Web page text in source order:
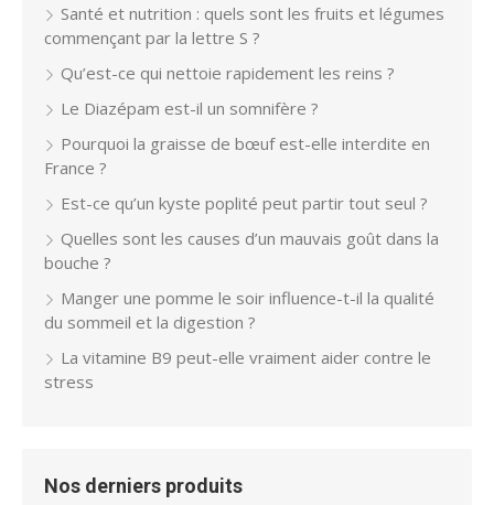
Santé et nutrition : quels sont les fruits et légumes
commençant par la lettre S ?
Qu’est-ce qui nettoie rapidement les reins ?
Le Diazépam est-il un somnifère ?
Pourquoi la graisse de bœuf est-elle interdite en
France ?
Est-ce qu’un kyste poplité peut partir tout seul ?
Quelles sont les causes d’un mauvais goût dans la
bouche ?
Manger une pomme le soir influence-t-il la qualité
du sommeil et la digestion ?
La vitamine B9 peut-elle vraiment aider contre le
stress
Nos derniers produits